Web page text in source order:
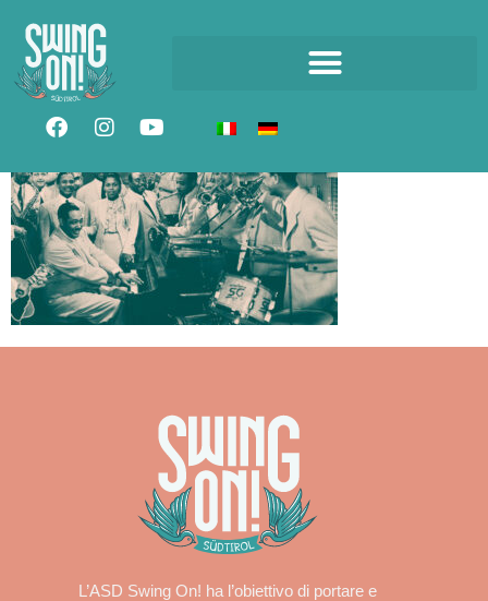
MUSICA-SWING-
FEATURED-02
L’ASD Swing On! ha l’obiettivo di portare e